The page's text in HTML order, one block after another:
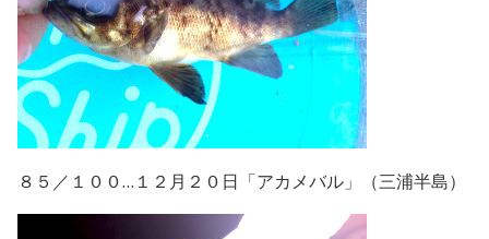
８５／１００…１２月２０日「アカメバル」（三浦半島）